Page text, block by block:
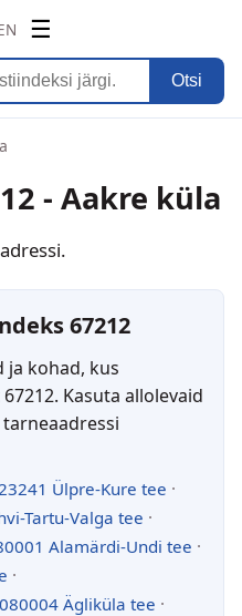
☰
Otsi
- Aakre küla
67212
ja kohad, kus
Kasuta allolevaid
23241 Ülpre-Kure tee ·
Tartu-Valga tee ·
Alamärdi-Undi tee ·
·
Ägliküla tee ·